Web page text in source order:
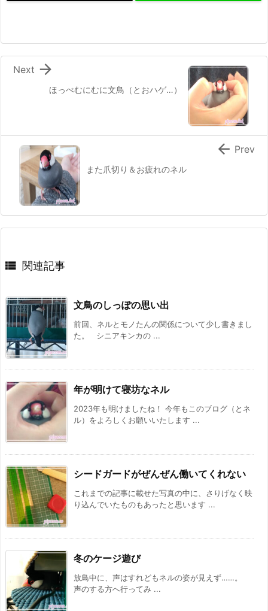
ほっぺむにむに文鳥（とおハゲ…）

Next
また爪切り＆お疲れのネル
 Prev
 関連記事
文鳥のしっぽの思い出
前回、ネルとモノたんの関係について少し書きまし
た。 シニアキンカの ...
年が明けて寝坊なネル
2023年も明けましたね！ 今年もこのブログ（とネ
ル）をよろしくお願いいたします ...
シードガードがぜんぜん働いてくれない
これまでの記事に載せた写真の中に、さりげなく映
り込んでいたものもあったと思います ...
冬のケージ遊び
放鳥中に、声はすれどもネルの姿が見えず……。
声のする方へ行ってみ ...